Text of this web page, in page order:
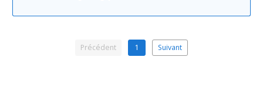
Précédent 1 Suivant